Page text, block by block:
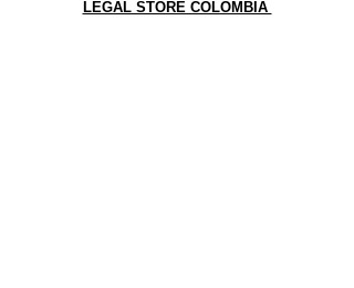
LEGAL STORE COLOMBIA